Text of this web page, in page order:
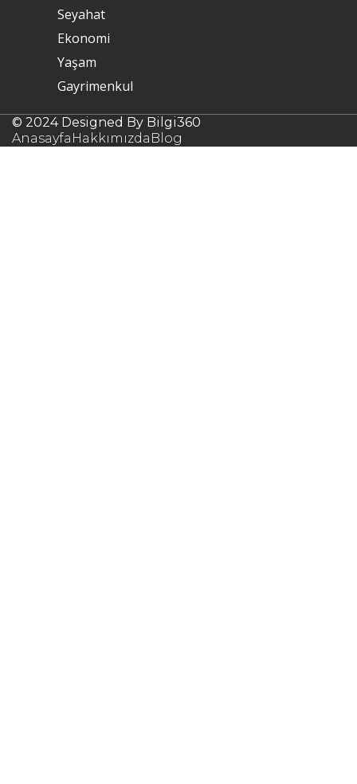
Seyahat
Ekonomi
Yaşam
Gayrimenkul
© 2024 Designed By Bilgi360
Anasayfa Hakkımızda Blog